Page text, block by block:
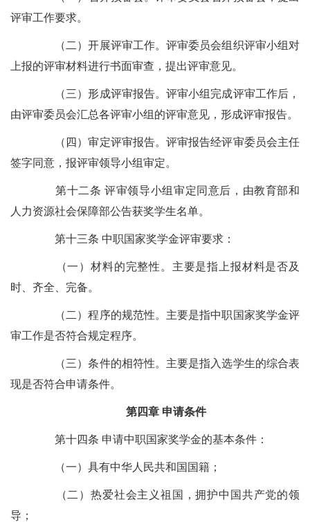
评审工作要求。
（二）开展评审工作。评审委员会组织评审小组对
上报的评审材料进行书面审查，提出评审意见。
（三）形成评审报告。评审小组完成评审工作后，
由评审委员会汇总各评审小组的评审意见，形成评审报告。
（四）审定评审报告。评审报告经评审委员会主任
签字同意，报评审领导小组审定。
第十二条 评审领导小组审定同意后，由教育部和
人力资源社会保障部公告获奖学生名单。
第十三条 中职国家奖学金评审要求：
（一）材料的完整性。主要是指上报材料是否及
时、齐全、完备。
（二）程序的规范性。主要是指中职国家奖学金评
审工作是否符合规定程序。
（三）条件的相符性。主要是指入选学生的综合表
现是否符合申请条件。
第四章 申请条件
第十四条 申请中职国家奖学金的基本条件：
（一）具有中华人民共和国国籍；
（二）热爱社会主义祖国，拥护中国共产党的领
导；